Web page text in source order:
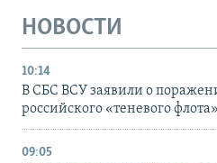
НОВОСТИ
10:14
В СБС ВСУ заявили о
российского «теневого
09:05